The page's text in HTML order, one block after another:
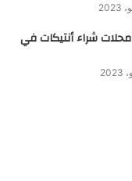
أفضل 3 محلات شراء أنتيكات في